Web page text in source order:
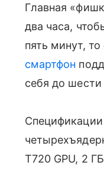
Главная
два часа,
пять минут,
смартфон
себя до шести
T720 GPU, 2